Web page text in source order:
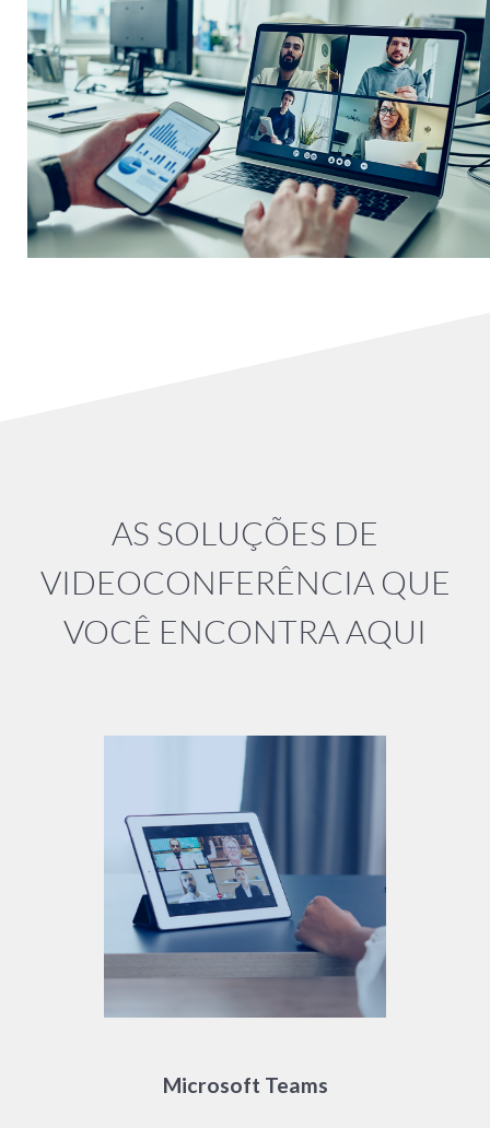
AS SOLUÇÕES DE
VIDEOCONFERÊNCIA QUE
VOCÊ ENCONTRA AQUI
Microsoft Teams